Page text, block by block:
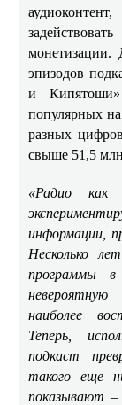
монетизации.
эпизодов
и
популярных
разных
свыше 51,5
«Радио как
информации,
Несколько
программы в
наиболее
Теперь,
подкаст
такого еще
показывают –